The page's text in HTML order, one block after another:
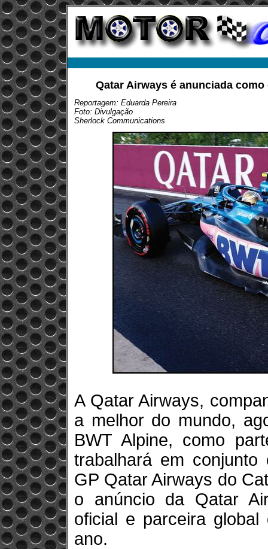
Qatar Airways é anunciada
Reportagem: Eduarda Pereira
Foto: Divulgação
Sherlock Communications
A Qatar Airways,
a melhor do mundo,
BWT Alpine, como
trabalhará em
GP Qatar Airways do
o anúncio da Qatar
oficial e parceira
ano.